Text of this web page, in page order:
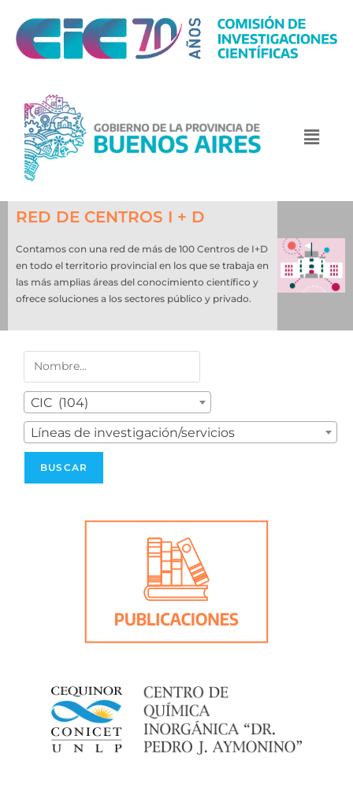
RED DE CENTROS I + D
Contamos con una red de más de 100 Centros de I+D
en todo el territorio provincial en los que se trabaja en
las más amplias áreas del conocimiento científico y
ofrece soluciones a los sectores público y privado.
CIC (104)
Líneas de investigación/servicios